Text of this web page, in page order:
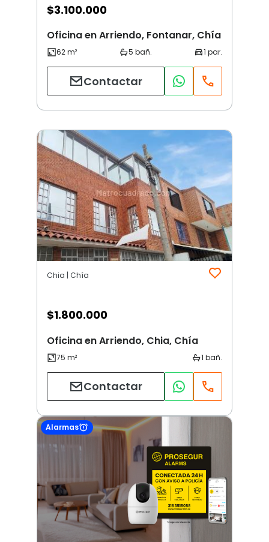
$3.100.000
Oficina en Arriendo, Fontanar, Chía
Contactar
Chia | Chía
$1.800.000
Oficina en Arriendo, Chia, Chía
Contactar
Alarmas